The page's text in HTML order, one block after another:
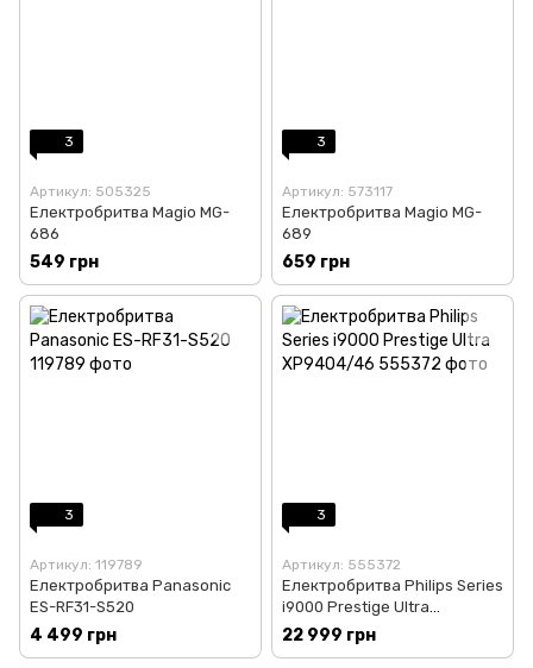
3
Артикул: 505325
Електробритва Magio MG-
686
549 грн
3
Артикул: 573117
Електробритва Magio MG-
689
659 грн
3
Артикул: 119789
Електробритва Panasonic
ES-RF31-S520
4 499 грн
3
Артикул: 555372
Електробритва Philips Series
i9000 Prestige Ultra
XP9404/46
22 999 грн